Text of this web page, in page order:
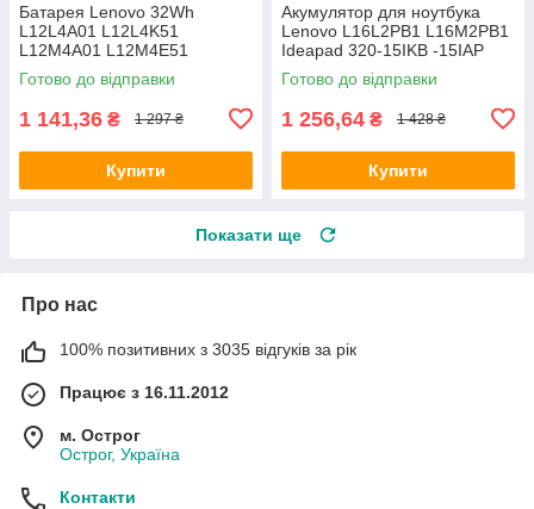
Батарея Lenovo 32Wh
L12L4A01 L12L4K51
L12M4A01 L12M4E51
L12M4K51 L12S4F01
L12S4K51 IdeaPad Flex 14 15
Готово до відправки
1 141,36 ₴ 1 297 ₴
Купити
Акумулятор для ноутбука
Lenovo L16L2PB1 L16M2PB1
Ideapad 320-15IKB -15IAP
-15AST -15ABR -14ABR 520-
15IKBR
Готово до відправки
1 256,64 ₴ 1 428 ₴
Купити
Показати ще
Про нас
100% позитивних з 3035 відгуків за рік
Працює з 16.11.2012
м. Острог
Острог, Україна
Контакти